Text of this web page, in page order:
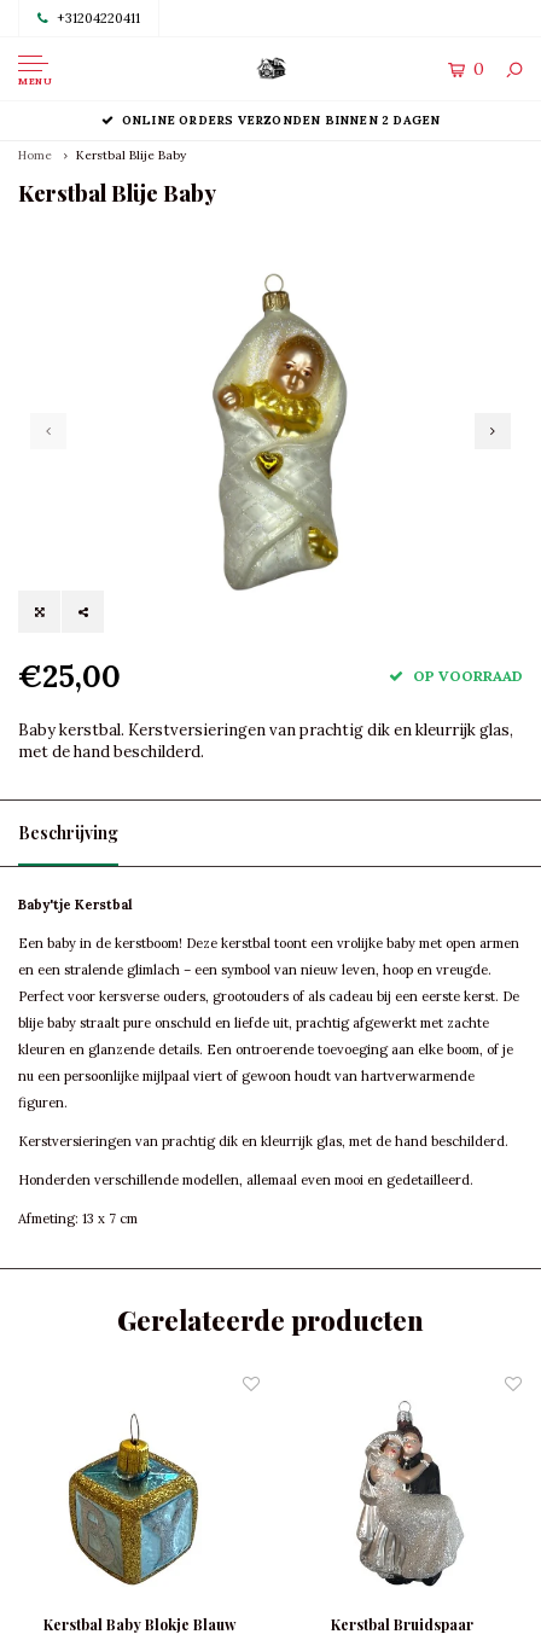
+31204220411
MENU
0
ONLINE ORDERS VERZONDEN BINNEN 2 DAGEN
Home Kerstbal Blije Baby
Kerstbal Blije Baby
€25,00 OP VOORRAAD
Baby kerstbal. Kerstversieringen van prachtig dik en kleurrijk glas,
met de hand beschilderd.
Beschrijving
Baby'tje Kerstbal
Een baby in de kerstboom! Deze kerstbal toont een vrolijke baby met open armen
en een stralende glimlach – een symbool van nieuw leven, hoop en vreugde.
Perfect voor kersverse ouders, grootouders of als cadeau bij een eerste kerst. De
blije baby straalt pure onschuld en liefde uit, prachtig afgewerkt met zachte
kleuren en glanzende details. Een ontroerende toevoeging aan elke boom, of je
nu een persoonlijke mijlpaal viert of gewoon houdt van hartverwarmende
figuren.
Kerstversieringen van prachtig dik en kleurrijk glas, met de hand beschilderd.
Honderden verschillende modellen, allemaal even mooi en gedetailleerd.
Afmeting: 13 x 7 cm
Gerelateerde producten
Kerstbal Baby Blokje Blauw Kerstbal Bruidspaar